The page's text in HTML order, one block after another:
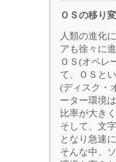
ＯＳの移り
人類の進化
アも徐々に
ＯＳ(オペレ
て、ＯＳと
(ディスク・
ーター環境
比率が大き
そして、文
となり急速
そんな中、